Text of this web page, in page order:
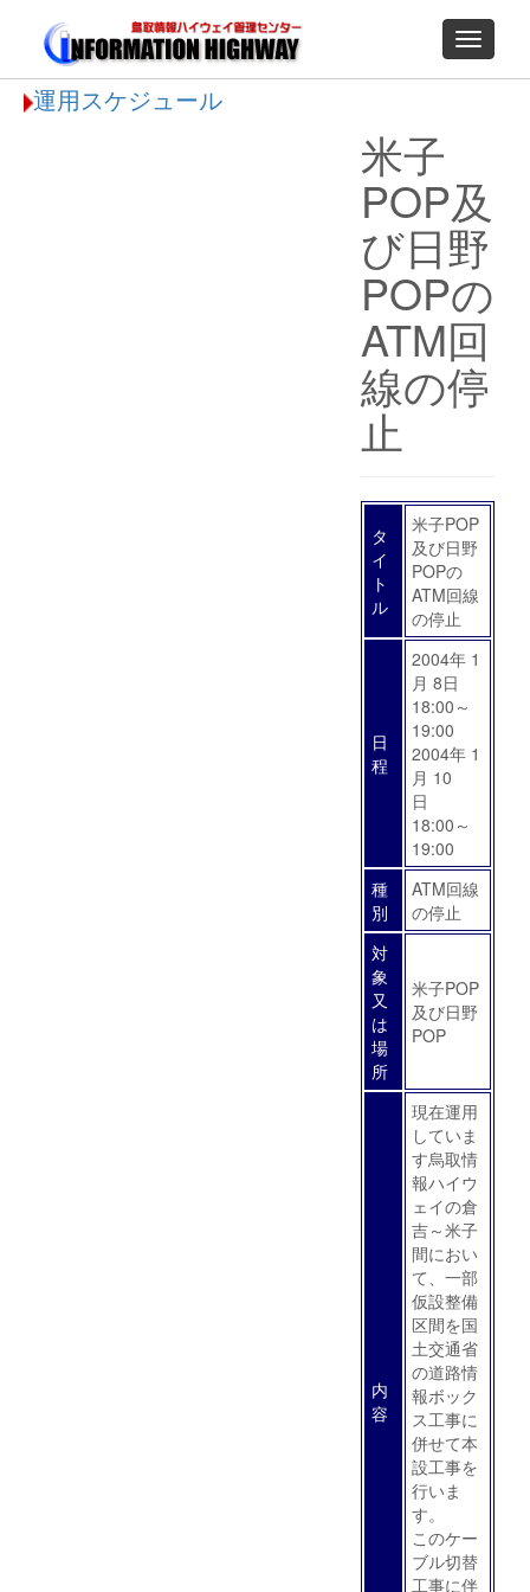
Toggle
運用スケジュール
米子
POP及
び日野
POPの
ATM回
線の停
止
タ
イ
ト
ル
米子POP
及び日野
POPの
ATM回線
の停止
日
程
2004年 1
月 8日
18:00～
19:00
2004年 1
月 10
日
18:00～
19:00
種
別
ATM回線
の停止
対
象
又
は
場
所
米子POP
及び日野
POP
内
容
現在運用
していま
す烏取情
報ハイウ
ェイの倉
吉～米子
間におい
て、一部
仮設整備
区間を国
土交通省
の道路情
報ボック
ス工事に
併せて本
設工事を
行いま
す。
このケー
ブル切替
工事に伴